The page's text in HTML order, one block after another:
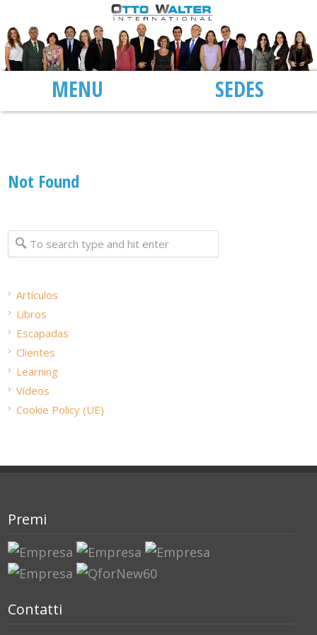
Not Found
Artículos
Libros
Escapadas
Clientes
Learning
Vídeos
Cookie Policy (UE)
Premi
Contatti